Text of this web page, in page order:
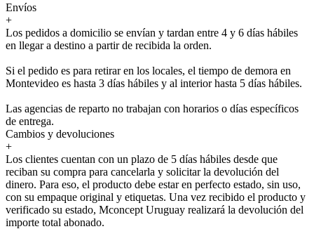
Envíos
+
Los pedidos a domicilio se envían y tardan entre 4 y 6 días hábiles
en llegar a destino a partir de recibida la orden.
Si el pedido es para retirar en los locales, el tiempo de demora en
Montevideo es hasta 3 días hábiles y al interior hasta 5 días hábiles.
Las agencias de reparto no trabajan con horarios o días específicos
de entrega.
Cambios y devoluciones
+
Los clientes cuentan con un plazo de 5 días hábiles desde que
reciban su compra para cancelarla y solicitar la devolución del
dinero. Para eso, el producto debe estar en perfecto estado, sin uso,
con su empaque original y etiquetas. Una vez recibido el producto y
verificado su estado, Mconcept Uruguay realizará la devolución del
importe total abonado.